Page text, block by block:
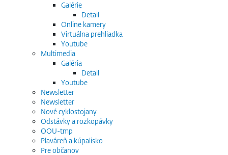
Galérie
Detail
Online kamery
Virtuálna prehliadka
Youtube
Multimedia
Galéria
Detail
Youtube
Newsletter
Newsletter
Nové cyklostojany
Odstávky a rozkopávky
OOU-tmp
Plaváreň a kúpalisko
Pre občanov